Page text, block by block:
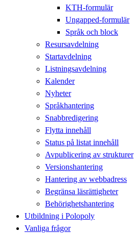
KTH-formulär
Ungapped-formulär
Språk och block
Resursavdelning
Startavdelning
Listningsavdelning
Kalender
Nyheter
Språkhantering
Snabbredigering
Flytta innehåll
Status på listat innehåll
Avpublicering av strukturer
Versionshantering
Hantering av webbadress
Begränsa läsrättigheter
Behörighetshantering
Utbildning i Polopoly
Vanliga frågor